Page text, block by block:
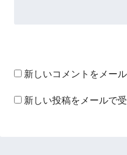
新しいコメントをメー
新しい投稿をメールで